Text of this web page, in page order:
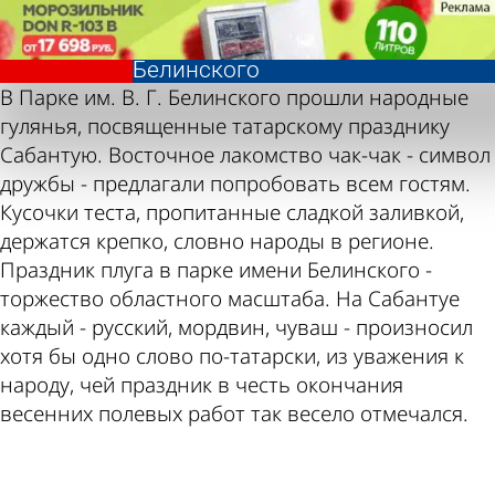
Сабантуй в
парке
Белинского
Фотолента,
«Общество»
В Парке им. В. Г. Белинского прошли народные
гулянья, посвященные татарскому празднику
Сабантую. Восточное лакомство чак-чак - символ
дружбы - предлагали попробовать всем гостям.
Кусочки теста, пропитанные сладкой заливкой,
держатся крепко, словно народы в регионе.
Праздник плуга в парке имени Белинского -
торжество областного масштаба. На Сабантуе
каждый - русский, мордвин, чуваш - произносил
хотя бы одно слово по-татарски, из уважения к
народу, чей праздник в честь окончания
весенних полевых работ так весело отмечался.
Сабантуй в
парке
Белинского
Фотолента,
«Общество»